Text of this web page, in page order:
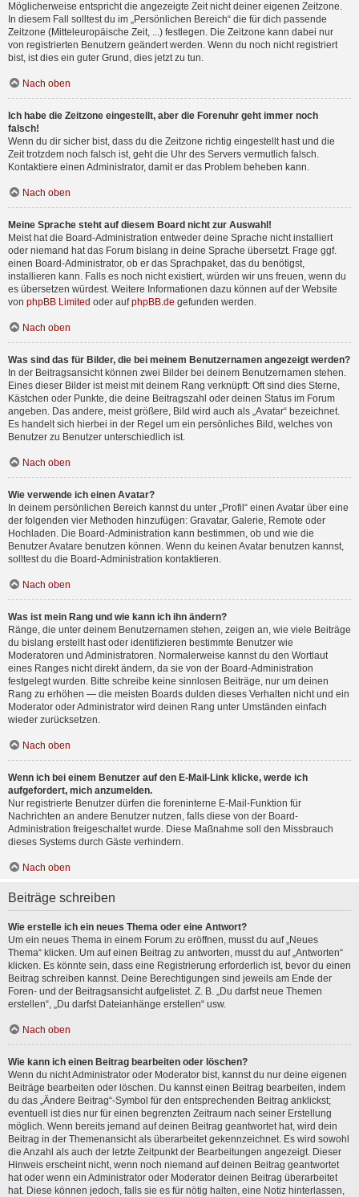
Möglicherweise entspricht die angezeigte Zeit nicht deiner eigenen Zeitzone.
In diesem Fall solltest du im „Persönlichen Bereich“ die für dich passende
Zeitzone (Mitteleuropäische Zeit, ...) festlegen. Die Zeitzone kann dabei nur
von registrierten Benutzern geändert werden. Wenn du noch nicht registriert
bist, ist dies ein guter Grund, dies jetzt zu tun.
Nach oben
Ich habe die Zeitzone eingestellt, aber die Forenuhr geht immer noch
falsch!
Wenn du dir sicher bist, dass du die Zeitzone richtig eingestellt hast und die
Zeit trotzdem noch falsch ist, geht die Uhr des Servers vermutlich falsch.
Kontaktiere einen Administrator, damit er das Problem beheben kann.
Nach oben
Meine Sprache steht auf diesem Board nicht zur Auswahl!
Meist hat die Board-Administration entweder deine Sprache nicht installiert
oder niemand hat das Forum bislang in deine Sprache übersetzt. Frage ggf.
einen Board-Administrator, ob er das Sprachpaket, das du benötigst,
installieren kann. Falls es noch nicht existiert, würden wir uns freuen, wenn du
es übersetzen würdest. Weitere Informationen dazu können auf der Website
von phpBB Limited oder aufphpBB.de gefunden werden.
Nach oben
Was sind das für Bilder, die bei meinem Benutzernamen angezeigt werden?
In der Beitragsansicht können zwei Bilder bei deinem Benutzernamen stehen.
Eines dieser Bilder ist meist mit deinem Rang verknüpft: Oft sind dies Sterne,
Kästchen oder Punkte, die deine Beitragszahl oder deinen Status im Forum
angeben. Das andere, meist größere, Bild wird auch als „Avatar“ bezeichnet.
Es handelt sich hierbei in der Regel um ein persönliches Bild, welches von
Benutzer zu Benutzer unterschiedlich ist.
Nach oben
Wie verwende ich einen Avatar?
In deinem persönlichen Bereich kannst du unter „Profil“ einen Avatar über eine
der folgenden vier Methoden hinzufügen: Gravatar, Galerie, Remote oder
Hochladen. Die Board-Administration kann bestimmen, ob und wie die
Benutzer Avatare benutzen können. Wenn du keinen Avatar benutzen kannst,
solltest du die Board-Administration kontaktieren.
Nach oben
Was ist mein Rang und wie kann ich ihn ändern?
Ränge, die unter deinem Benutzernamen stehen, zeigen an, wie viele Beiträge
du bislang erstellt hast oder identifizieren bestimmte Benutzer wie
Moderatoren und Administratoren. Normalerweise kannst du den Wortlaut
eines Ranges nicht direkt ändern, da sie von der Board-Administration
festgelegt wurden. Bitte schreibe keine sinnlosen Beiträge, nur um deinen
Rang zu erhöhen — die meisten Boards dulden dieses Verhalten nicht und ein
Moderator oder Administrator wird deinen Rang unter Umständen einfach
wieder zurücksetzen.
Nach oben
Wenn ich bei einem Benutzer auf den E-Mail-Link klicke, werde ich
aufgefordert, mich anzumelden.
Nur registrierte Benutzer dürfen die foreninterne E-Mail-Funktion für
Nachrichten an andere Benutzer nutzen, falls diese von der Board-
Administration freigeschaltet wurde. Diese Maßnahme soll den Missbrauch
dieses Systems durch Gäste verhindern.
Nach oben
Beiträge schreiben
Wie erstelle ich ein neues Thema oder eine Antwort?
Um ein neues Thema in einem Forum zu eröffnen, musst du auf „Neues
Thema“ klicken. Um auf einen Beitrag zu antworten, musst du auf „Antworten“
klicken. Es könnte sein, dass eine Registrierung erforderlich ist, bevor du einen
Beitrag schreiben kannst. Deine Berechtigungen sind jeweils am Ende der
Foren- und der Beitragsansicht aufgelistet. Z. B. „Du darfst neue Themen
erstellen“, „Du darfst Dateianhänge erstellen“ usw.
Nach oben
Wie kann ich einen Beitrag bearbeiten oder löschen?
Wenn du nicht Administrator oder Moderator bist, kannst du nur deine eigenen
Beiträge bearbeiten oder löschen. Du kannst einen Beitrag bearbeiten, indem
du das „Ändere Beitrag“-Symbol für den entsprechenden Beitrag anklickst;
eventuell ist dies nur für einen begrenzten Zeitraum nach seiner Erstellung
möglich. Wenn bereits jemand auf deinen Beitrag geantwortet hat, wird dein
Beitrag in der Themenansicht als überarbeitet gekennzeichnet. Es wird sowohl
die Anzahl als auch der letzte Zeitpunkt der Bearbeitungen angezeigt. Dieser
Hinweis erscheint nicht, wenn noch niemand auf deinen Beitrag geantwortet
hat oder wenn ein Administrator oder Moderator deinen Beitrag überarbeitet
hat. Diese können jedoch, falls sie es für nötig halten, eine Notiz hinterlassen,